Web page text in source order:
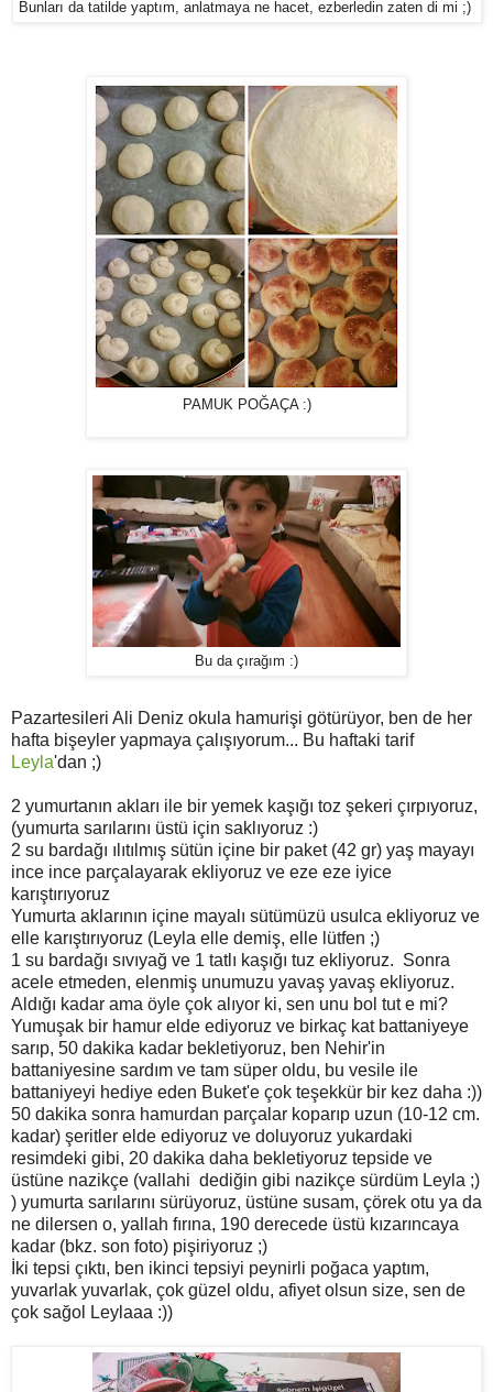
Bunları da tatilde yaptım, anlatmaya ne hacet, ezberledin zaten di mi ;)
PAMUK POĞAÇA :)
Bu da çırağım :)
Pazartesileri Ali Deniz okula hamurişi götürüyor, ben de her
hafta bişeyler yapmaya çalışıyorum... Bu haftaki tarif
Leyla'dan ;)
2 yumurtanın akları ile bir yemek kaşığı toz şekeri çırpıyoruz,
(yumurta sarılarını üstü için saklıyoruz :)
2 su bardağı ılıtılmış sütün içine bir paket (42 gr) yaş mayayı
ince ince parçalayarak ekliyoruz ve eze eze iyice
karıştırıyoruz
Yumurta aklarının içine mayalı sütümüzü usulca ekliyoruz ve
elle karıştırıyoruz (Leyla elle demiş, elle lütfen ;)
1 su bardağı sıvıyağ ve 1 tatlı kaşığı tuz ekliyoruz. Sonra
acele etmeden, elenmiş unumuzu yavaş yavaş ekliyoruz.
Aldığı kadar ama öyle çok alıyor ki, sen unu bol tut e mi?
Yumuşak bir hamur elde ediyoruz ve birkaç kat battaniyeye
sarıp, 50 dakika kadar bekletiyoruz, ben Nehir'in
battaniyesine sardım ve tam süper oldu, bu vesile ile
battaniyeyi hediye eden Buket'e çok teşekkür bir kez daha :))
50 dakika sonra hamurdan parçalar koparıp uzun (10-12 cm.
kadar) şeritler elde ediyoruz ve doluyoruz yukardaki
resimdeki gibi, 20 dakika daha bekletiyoruz tepside ve
üstüne nazikçe (vallahi dediğin gibi nazikçe sürdüm Leyla ;)
) yumurta sarılarını sürüyoruz, üstüne susam, çörek otu ya da
ne dilersen o, yallah fırına, 190 derecede üstü kızarıncaya
kadar (bkz. son foto) pişiriyoruz ;)
İki tepsi çıktı, ben ikinci tepsiyi peynirli poğaca yaptım,
yuvarlak yuvarlak, çok güzel oldu, afiyet olsun size, sen de
çok sağol Leylaaa :))